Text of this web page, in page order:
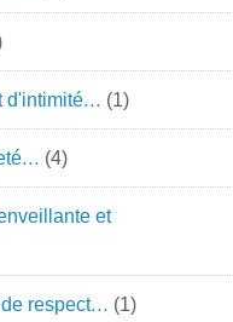
d'intimité… (1)
(4)
et
de respect… (1)